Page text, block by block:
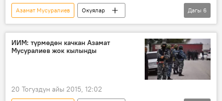
Азамат Мусуралиев
Окуялар
Кыргызстан
Жаңылыктар
№50 түрмөдөн качкан кылмышкерлер
Алтынбек Итибаев
Дагы 6
ИИМ: түрмөдөн качкан Азамат
Мусуралиев жок кылынды
20 Тогуздун айы 2015, 12:02